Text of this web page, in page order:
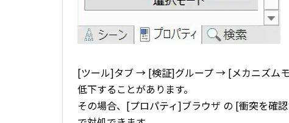
[ツール]タブ → [検証]グループ → [メカニズム
低下することがあります。
その場合、[プロパティ]ブラウザ の [衝突を確